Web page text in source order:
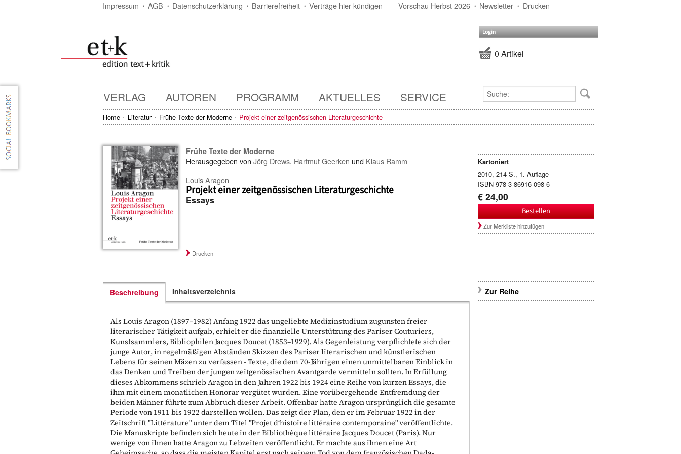
Impressum AGB Datenschutzerklärung Barrierefreiheit Verträge hier kündigen Vorschau Herbst 2026 Newsletter Drucken
Login
0 Artikel
VERLAG AUTOREN PROGRAMM AKTUELLES SERVICE
Home Literatur Frühe Texte der Moderne Projekt einer zeitgenössischen Literaturgeschichte
Frühe Texte der Moderne
Herausgegeben vonJörg Drews, Hartmut Geerken und Klaus Ramm
Louis Aragon
Projekt einer zeitgenössischen Literaturgeschichte
Essays
Kartoniert
2010, 214 S., 1. Auflage
ISBN 978-3-86916-098-6
€ 24,00
Bestellen
Zur Merkliste hinzufügen
Drucken
Beschreibung
Als Louis Aragon (1897–1982) Anfang 1922 das ungeliebte Medizinstudium zugunsten freier
literarischer Tätigkeit aufgab, erhielt er die finanzielle Unterstützung des Pariser Couturiers,
Kunstsammlers, Bibliophilen Jacques Doucet (1853–1929). Als Gegenleistung verpflichtete sich der
junge Autor, in regelmäßigen Abständen Skizzen des Pariser literarischen und künstlerischen
Lebens für seinen Mäzen zu verfassen - Texte, die dem 70-Jährigen einen unmittelbaren Einblick in
das Denken und Treiben der jungen zeitgenössischen Avantgarde vermitteln sollten. In Erfüllung
dieses Abkommens schrieb Aragon in den Jahren 1922 bis 1924 eine Reihe von kurzen Essays, die
ihm mit einem monatlichen Honorar vergütet wurden. Eine vorübergehende Entfremdung der
beiden Männer führte zum Abbruch dieser Arbeit. Offenbar hatte Aragon ursprünglich die gesamte
Periode von 1911 bis 1922 darstellen wollen. Das zeigt der Plan, den er im Februar 1922 in der
Zeitschrift "Littérature" unter dem Titel "Projet d‘histoire littéraire contemporaine" veröffentlichte.
Die Manuskripte befinden sich heute in der Bibliothèque littéraire Jacques Doucet (Paris). Nur
wenige von ihnen hatte Aragon zu Lebzeiten veröffentlicht. Er machte aus ihnen eine Art
Inhaltsverzeichnis Zur Reihe